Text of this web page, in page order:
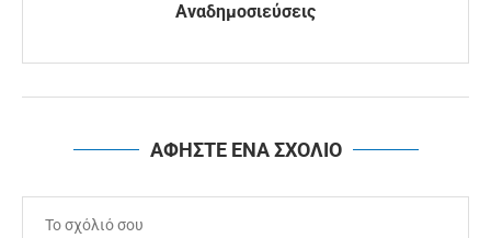
Αναδημοσιεύσεις
ΑΦΗΣΤΕ ΕΝΑ ΣΧΟΛΙΟ